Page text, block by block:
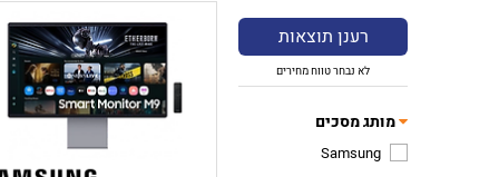
רענן תוצאות
לא נבחר טווח מחירים
מותג מסכים
Samsung